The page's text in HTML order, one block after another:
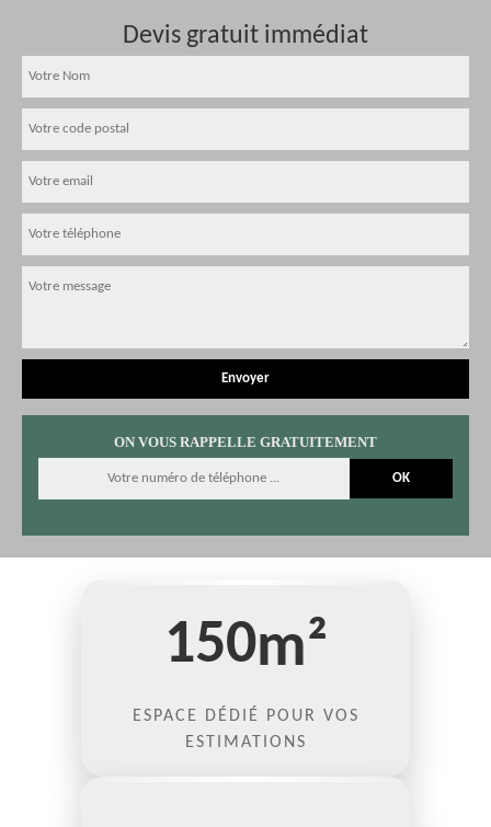
Devis gratuit immédiat
ON VOUS RAPPELLE GRATUITEMENT
150m²
ESPACE DÉDIÉ POUR VOS
ESTIMATIONS